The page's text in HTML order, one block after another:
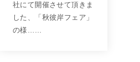
社にて開催させて頂きま
した、「秋彼岸フェア」
の様……